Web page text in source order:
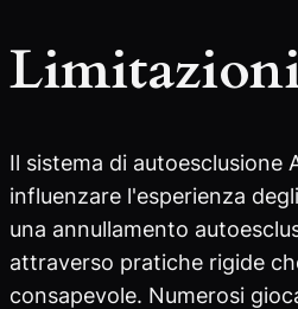
Il sistema di autoesclusione
influenzare l'esperienza
una annullamento
attraverso pratiche rigide
consapevole. Numerosi